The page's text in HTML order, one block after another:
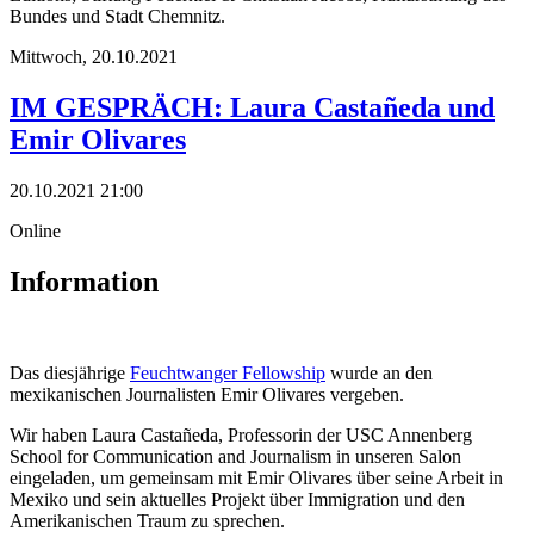
Bundes und Stadt Chemnitz.
Mittwoch, 20.10.2021
IM GESPRÄCH: Laura Castañeda und
Emir Olivares
20.10.2021 21:00
Online
Information
Das diesjährige Feuchtwanger Fellowship wurde an den
mexikanischen Journalisten Emir Olivares vergeben.
Wir haben Laura Castañeda, Professorin der USC Annenberg
School for Communication and Journalism in unseren Salon
eingeladen, um gemeinsam mit Emir Olivares über seine Arbeit in
Mexiko und sein aktuelles Projekt über Immigration und den
Amerikanischen Traum zu sprechen.